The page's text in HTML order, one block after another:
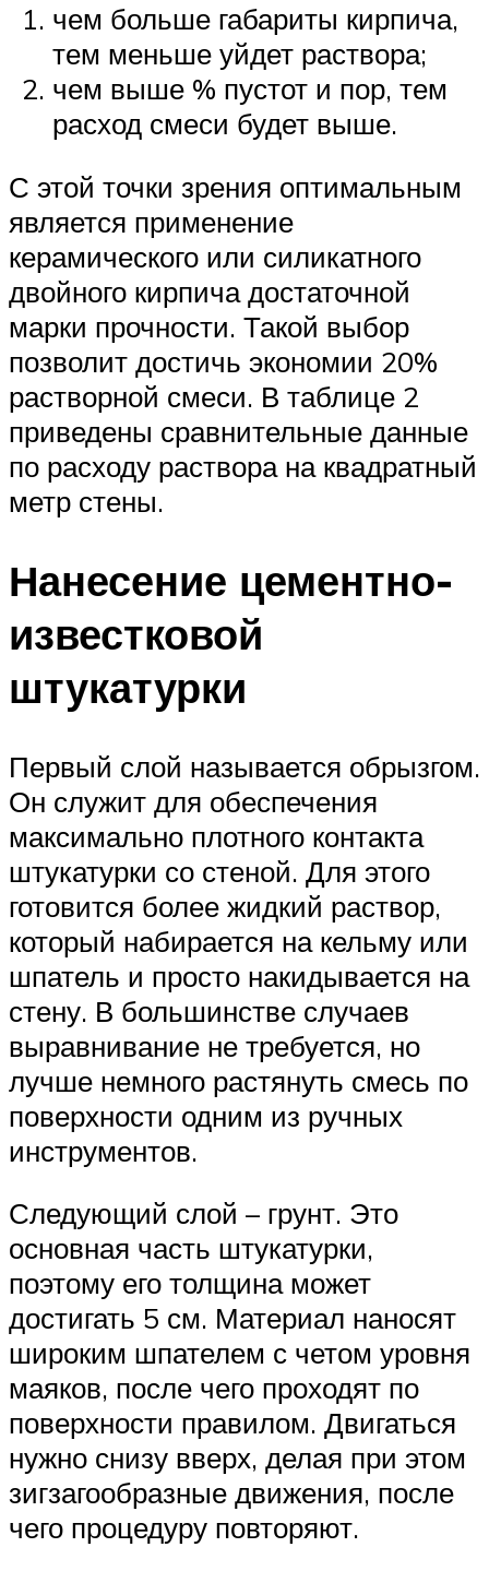
чем больше габариты кирпича,
тем меньше уйдет раствора;
чем выше % пустот и пор, тем
расход смеси будет выше.
С этой точки зрения оптимальным
является применение
керамического или силикатного
двойного кирпича достаточной
марки прочности. Такой выбор
позволит достичь экономии 20%
растворной смеси. В таблице 2
приведены сравнительные данные
по расходу раствора на квадратный
метр стены.
Нанесение цементно-
известковой
штукатурки
Первый слой называется обрызгом.
Он служит для обеспечения
максимально плотного контакта
штукатурки со стеной. Для этого
готовится более жидкий раствор,
который набирается на кельму или
шпатель и просто накидывается на
стену. В большинстве случаев
выравнивание не требуется, но
лучше немного растянуть смесь по
поверхности одним из ручных
инструментов.
Следующий слой – грунт. Это
основная часть штукатурки,
поэтому его толщина может
достигать 5 см. Материал наносят
широким шпателем с четом уровня
маяков, после чего проходят по
поверхности правилом. Двигаться
нужно снизу вверх, делая при этом
зигзагообразные движения, после
чего процедуру повторяют.